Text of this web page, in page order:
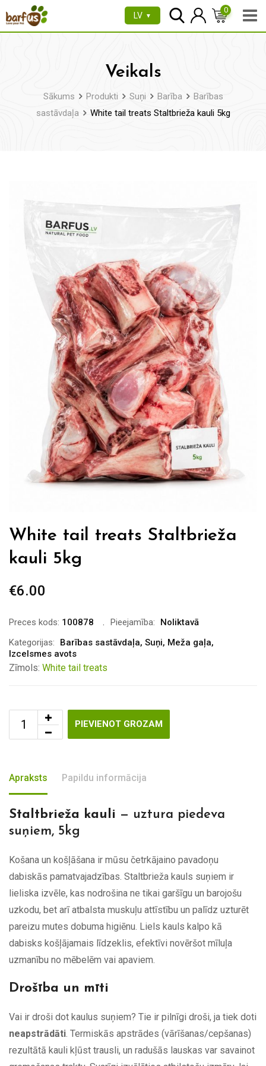
uz
LV ▼
0
Veikals
Sākums Produkti Suņi Barība
Barības
sastāvdaļa
White tail treats Staltbrieža kauli 5kg
White tail treats Staltbrieža
kauli 5kg
€6.00
Preces kods: 100878 Pieejamība:
Noliktavā
Kategorijas:
Barības sastāvdaļa, Suņi, Meža gaļa,
Izcelsmes avots
Zīmols: White tail treats
PIEVIENOT GROZAM
Apraksts Papildu informācija
Staltbrieža kauli — uztura piedeva
suņiem, 5kg
Košana un košļāšana ir mūsu četrkājaino pavadoņu
dabiskās pamatvajadzības. Staltbrieža kauls suņiem ir
lieliska izvēle, kas nodrošina ne tikai garšīgu un barojošu
uzkodu, bet arī atbalsta muskuļu attīstību un palīdz uzturēt
pareizu mutes dobuma higiēnu. Liels kauls kalpo kā
dabisks košļājamais līdzeklis, efektīvi novēršot mīluļa
uzmanību no mēbelēm vai apaviem.
Drošība un mīti
Vai ir droši dot kaulus suņiem? Tie ir pilnīgi droši, ja tiek doti
neapstrādāti. Termiskās apstrādes (vārīšanas/cepšanas)
rezultātā kauli kļūst trausli, un radušās lauskas var savainot